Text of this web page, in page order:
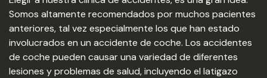
Somos altamente recomendados por muchos pacientes
anteriores, tal vez especialmente los que han estado
involucrados en un accidente de coche. Los accidentes
de coche pueden causar una variedad de diferentes
lesiones y problemas de salud, incluyendo el latigazo